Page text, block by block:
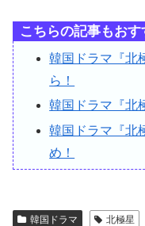
こちらの記事もおす
韓国ドラマ『北
ら！
韓国ドラマ『北
韓国ドラマ『北
め！
韓国ドラマ 北極星